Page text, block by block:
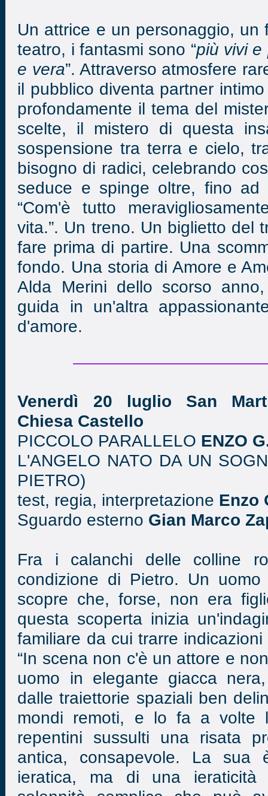
Un attrice e un personaggio, un
teatro, i fantasmi sono “più vivi e
e vera”. Attraverso atmosfere
il pubblico diventa partner
profondamente il tema del
scelte, il mistero di questa
sospensione tra terra e cielo,
bisogno di radici, celebrando
seduce e spinge oltre, fino ad
“Com'è tutto
vita.”. Un treno. Un biglietto del
fare prima di partire. Una
fondo. Una storia di Amore e
Alda Merini dello scorso
guida in un'altra
d'amore.
Venerdì 20 luglio San
Chiesa Castello
PICCOLO PARALLELO ENZO
L'ANGELO NATO DA UN
PIETRO)
test, regia, interpretazione Enzo
Sguardo esterno Gian Marco
Fra i calanchi delle colline
condizione di Pietro. Un
scopre che, forse, non era
questa scoperta inizia
familiare da cui trarre
“In scena non c'è un attore e
uomo in elegante giacca
dalle traiettorie spaziali ben
mondi remoti, e lo fa a volte
repentini sussulti una risata
antica, consapevole. La sua
ieratica, ma di una ieraticità